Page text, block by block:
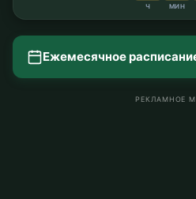
Ч МИН
Ежемесячное
РЕКЛАМНОЕ